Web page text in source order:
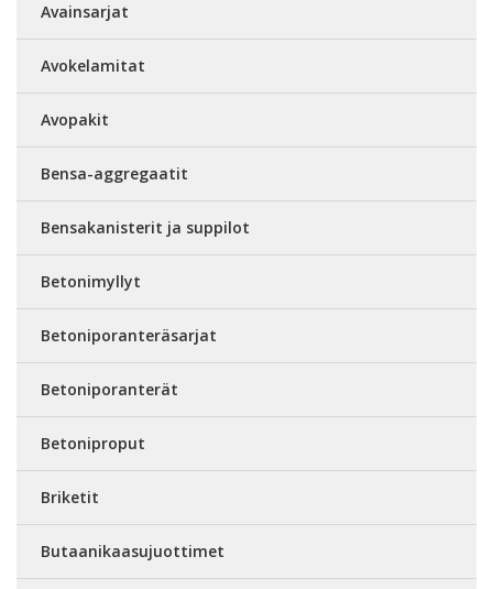
Avainsarjat
Avokelamitat
Avopakit
Bensa-aggregaatit
Bensakanisterit ja suppilot
Betonimyllyt
Betoniporanteräsarjat
Betoniporanterät
Betoniproput
Briketit
Butaanikaasujuottimet